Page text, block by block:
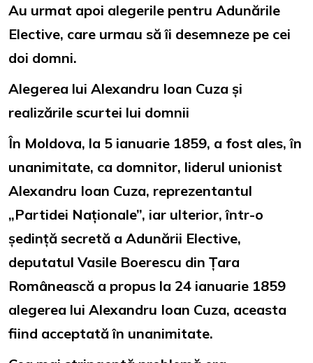
Au urmat apoi alegerile pentru Adunările
Elective, care urmau să îi desemneze pe cei
doi domni.
Alegerea lui Alexandru Ioan Cuza și
realizările scurtei lui domnii
În Moldova, la 5 ianuarie 1859, a fost ales, în
unanimitate, ca domnitor, liderul unionist
Alexandru Ioan Cuza, reprezentantul
„Partidei Naționale”, iar ulterior, într-o
ședință secretă a Adunării Elective,
deputatul Vasile Boerescu din Țara
Românească a propus la 24 ianuarie 1859
alegerea lui Alexandru Ioan Cuza, aceasta
fiind acceptată în unanimitate.